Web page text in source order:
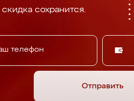
сохранится.
Отправить